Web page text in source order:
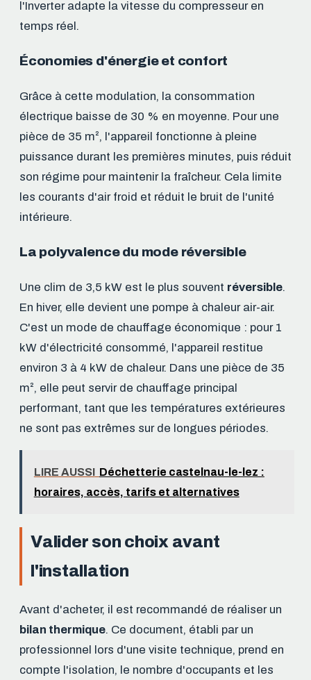
l'Inverter adapte la vitesse du compresseur en
temps réel.
Économies d'énergie et confort
Grâce à cette modulation, la consommation
électrique baisse de 30 % en moyenne. Pour une
pièce de 35 m², l'appareil fonctionne à pleine
puissance durant les premières minutes, puis réduit
son régime pour maintenir la fraîcheur. Cela limite
les courants d'air froid et réduit le bruit de l'unité
intérieure.
La polyvalence du mode réversible
Une clim de 3,5 kW est le plus souvent réversible.
En hiver, elle devient une pompe à chaleur air-air.
C'est un mode de chauffage économique : pour 1
kW d'électricité consommé, l'appareil restitue
environ 3 à 4 kW de chaleur. Dans une pièce de 35
m², elle peut servir de chauffage principal
performant, tant que les températures extérieures
ne sont pas extrêmes sur de longues périodes.
LIRE AUSSI Déchetterie castelnau-le-lez :
horaires, accès, tarifs et alternatives
Valider son choix avant
l'installation
Avant d'acheter, il est recommandé de réaliser un
bilan thermique. Ce document, établi par un
professionnel lors d'une visite technique, prend en
compte l'isolation, le nombre d'occupants et les